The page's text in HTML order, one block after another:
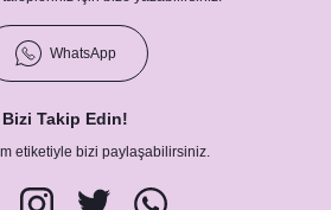
WhatsApp
Bizi Takip Edin!
etiketiyle bizi paylaşabilirsiniz.